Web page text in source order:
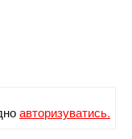
авторизуватись.